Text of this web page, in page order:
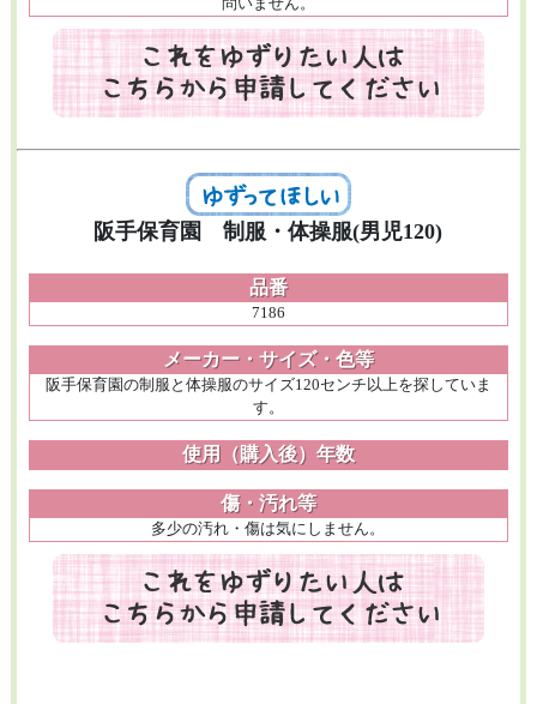
問いません。
阪手保育園 制服・体操服(男児120)
品番
7186
メーカー・サイズ・色等
阪手保育園の制服と体操服のサイズ120センチ以上を探していま
す。
使用（購入後）年数
傷・汚れ等
多少の汚れ・傷は気にしません。